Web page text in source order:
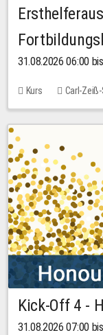
31.08.2026 06:00
Kurs Carl-
Kick-Off 4 -
31.08.2026 07:00